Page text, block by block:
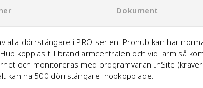
Dokument
dörrstängare i PRO-serien. Prohub kan har
kopplas till brandlarmcentralen och vid larm så
och monitoreras med programvaran InSite
kan ha 500 dörrstängare ihopkopplade.